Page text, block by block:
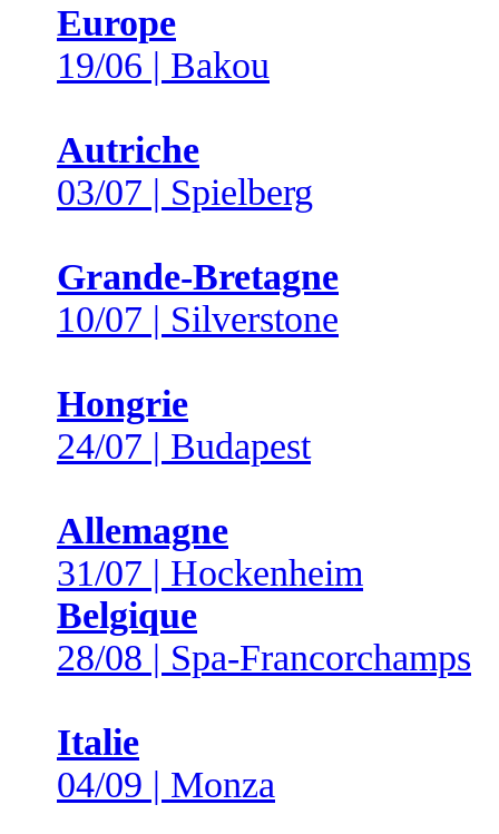
Europe
19/06 | Bakou
Autriche
03/07 | Spielberg
Grande-Bretagne
10/07 | Silverstone
Hongrie
24/07 | Budapest
Allemagne
31/07 | Hockenheim
Belgique
28/08 | Spa-Francorchamps
Italie
04/09 | Monza